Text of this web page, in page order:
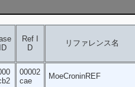
ID
Ref I
D
リファレンス名
00002
cae
MoeCroninREF